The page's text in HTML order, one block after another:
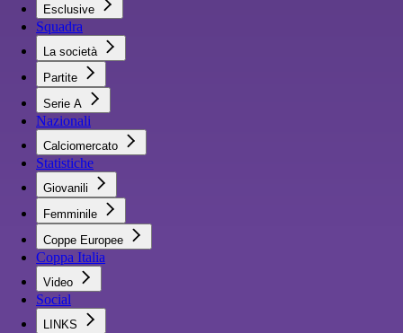
Esclusive
Squadra
La società
Partite
Serie A
Nazionali
Calciomercato
Statistiche
Giovanili
Femminile
Coppe Europee
Coppa Italia
Video
Social
LINKS